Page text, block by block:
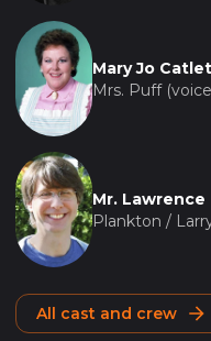
Mary Jo
Mrs. Puff
Mr. Lawrence
Plankton /
All cast and crew